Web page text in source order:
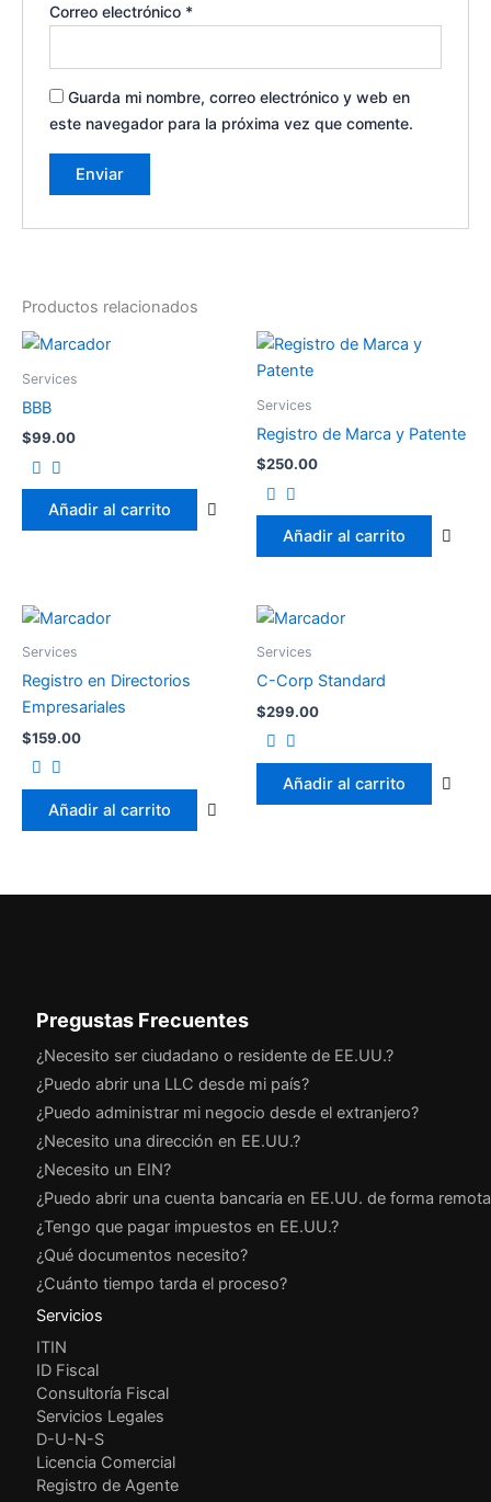
Correo electrónico *
Guarda mi nombre, correo electrónico y web en
este navegador para la próxima vez que comente.
Productos relacionados
Services
BBB
$99.00
Añadir al carrito
Services
Registro de Marca y Patente
$250.00
Añadir al carrito
Services
Registro en Directorios
Empresariales
$159.00
Añadir al carrito
Services
C-Corp Standard
$299.00
Añadir al carrito
Pregustas Frecuentes
¿Necesito ser ciudadano o residente de EE.UU.?
¿Puedo abrir una LLC desde mi país?
¿Puedo administrar mi negocio desde el extranjero?
¿Necesito una dirección en EE.UU.?
¿Necesito un EIN?
¿Puedo abrir una cuenta bancaria en EE.UU. de forma
¿Tengo que pagar impuestos en EE.UU.?
¿Qué documentos necesito?
¿Cuánto tiempo tarda el proceso?
Servicios
ITIN
ID Fiscal
Consultoría Fiscal
Servicios Legales
D-U-N-S
Licencia Comercial
Registro de Agente